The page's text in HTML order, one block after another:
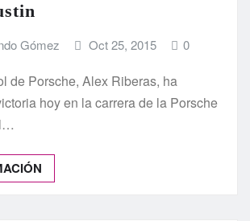
Gómez Oct 25, 2015 0
de Porsche, Alex Riberas, ha
hoy en la carrera de la Porsche